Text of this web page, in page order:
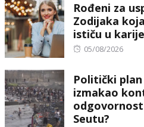
Rođeni za
Zodijaka
ističu u
Posted
05/08/2026
Politički
izmakao
Seutu?